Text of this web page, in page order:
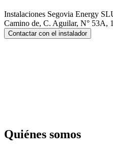
Instalaciones Segovia Energy
Camino de, C. Aguilar, N° 53A,
Contactar con el instalador
Quiénes somos